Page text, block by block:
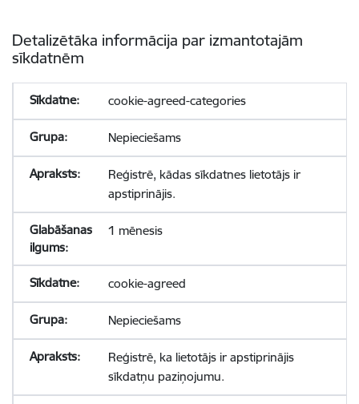
Detalizētāka informācija par izmantotajām
sīkdatnēm
cookie-agreed-categories
Nepieciešams
Reģistrē, kādas sīkdatnes lietotājs ir
apstiprinājis.
1 mēnesis
cookie-agreed
Nepieciešams
Reģistrē, ka lietotājs ir apstiprinājis
sīkdatņu paziņojumu.